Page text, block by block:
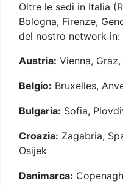
Oltre le sedi in Italia
Bologna, Firenze,
del nostro network in:
Austria: Vienna,
Belgio: Bruxelles,
Bulgaria: Sofia,
Croazia: Zagabria,
Osijek
Danimarca: